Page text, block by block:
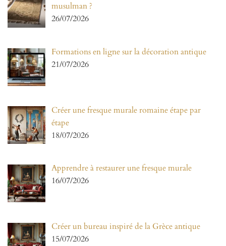
musulman ?
26/07/2026
Formations en ligne sur la décoration antique
21/07/2026
Créer une fresque murale romaine étape par
étape
18/07/2026
Apprendre à restaurer une fresque murale
16/07/2026
Créer un bureau inspiré de la Grèce antique
15/07/2026